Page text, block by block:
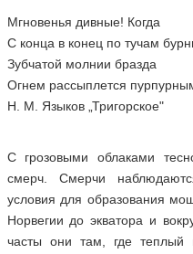
Мгновенья дивные! Когда
С конца в конец по тучам
Зубчатой молнии бразда
Огнем рассыплется
Н. М. Языков „Тригорское"
С грозовыми облаками
смерч. Смерчи
условия для образования
Норвегии до экватора и
часты они там, где теплый